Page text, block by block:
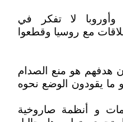
وأوروبا لا تفكر في
مع روسيا وقطعوا
هدفهم هو منع الصدام
ما يقودون الوضع نحوه
و أنظمة صاروخية